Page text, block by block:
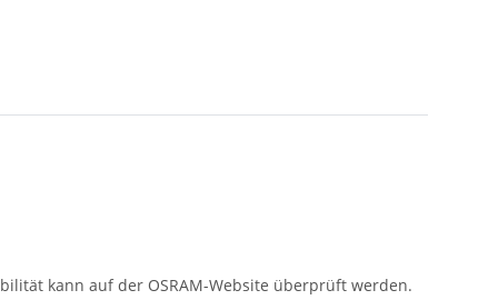
kann auf der OSRAM-Website überprüft werden.